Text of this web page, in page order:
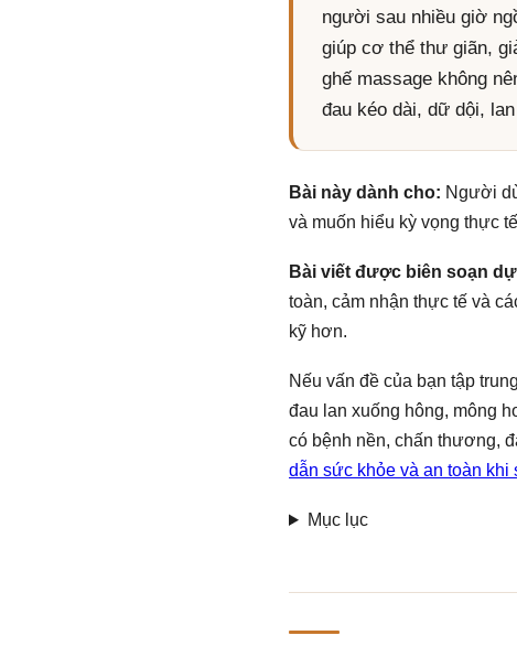
người sau nhiều giờ
giúp cơ thể thư giãn,
ghế massage không
đau kéo dài, dữ dội,
Bài này dành cho: Người
và muốn hiểu kỳ vọng thực
Bài viết được biên soạn
toàn, cảm nhận thực tế và
kỹ hơn.
Nếu vấn đề của bạn tập
đau lan xuống hông, mông
có bệnh nền, chấn thương,
dẫn sức khỏe và an toàn khi
Mục lục